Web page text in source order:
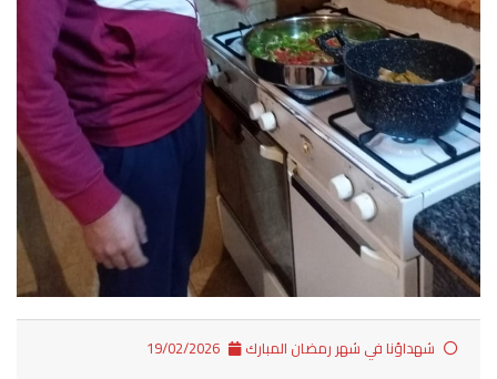
شهداؤنا في شهر رمضان المبارك